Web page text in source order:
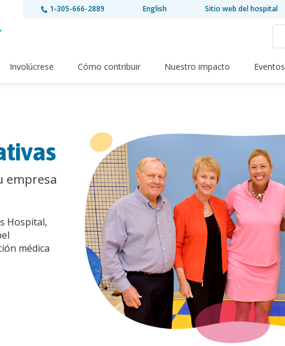
1-305-666-2889 English Sitio web del hospital
Involúcrese Cómo contribuir Nuestro impacto Eventos
empresa
Hospital,
médica